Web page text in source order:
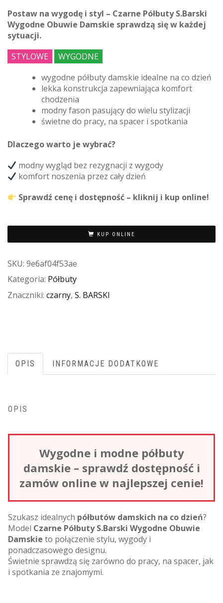
Postaw na wygodę i styl – Czarne Półbuty S.Barski
Wygodne Obuwie Damskie sprawdzą się w każdej
sytuacji.
STYLOWE
WYGODNE
wygodne półbuty damskie idealne na co dzień
lekka konstrukcja zapewniająca komfort
chodzenia
modny fason pasujący do wielu stylizacji
świetne do pracy, na spacer i spotkania
Dlaczego warto je wybrać?
modny wygląd bez rezygnacji z wygody
komfort noszenia przez cały dzień
Sprawdź cenę i dostępność – kliknij i kup online!
KUP ONLINE
SKU: 9e6af04f53ae
Kategoria: Półbuty
Znaczniki: czarny, S. BARSKI
OPIS INFORMACJE DODATKOWE
OPIS
Wygodne i modne półbuty
damskie – sprawdź dostępność i
zamów online w najlepszej cenie!
Szukasz idealnych półbutów damskich na co dzień?
Model Czarne Półbuty S.Barski Wygodne Obuwie
Damskie to połączenie stylu, wygody i
ponadczasowego designu.
Świetnie sprawdzą się zarówno do pracy, na spacer, jak
i spotkania ze znajomymi.